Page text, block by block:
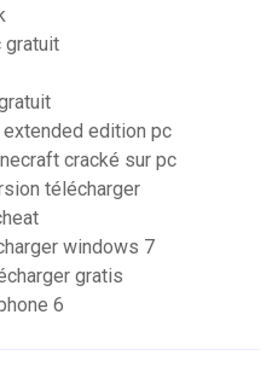
gratuit
edition pc
cracké sur pc
télécharger
windows 7
gratis
6